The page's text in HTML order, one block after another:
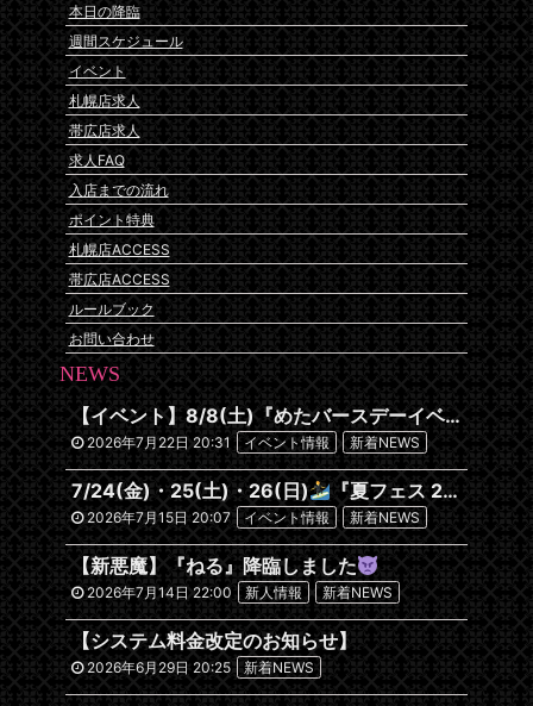
本日の降臨
週間スケジュール
イベント
札幌店求人
帯広店求人
求人FAQ
入店までの流れ
ポイント特典
札幌店ACCESS
帯広店ACCESS
ルールブック
お問い合わせ
NEWS
【イベント】8/8(土)『めたバースデーイベント』開催です
2026年7月22日 20:31 イベント情報 新着NEWS
7/24(金)・25(土)・26(日) 『夏フェス 2026~沖縄編~』
2026年7月15日 20:07 イベント情報 新着NEWS
【新悪魔】『ねる』降臨しました
2026年7月14日 22:00 新人情報 新着NEWS
【システム料金改定のお知らせ】
2026年6月29日 20:25 新着NEWS